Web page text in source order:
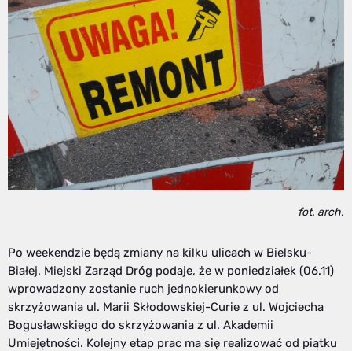
fot. arch.
Po weekendzie będą zmiany na kilku ulicach w Bielsku-
Białej. Miejski Zarząd Dróg podaje, że w poniedziałek (06.11)
wprowadzony zostanie ruch jednokierunkowy od
skrzyżowania ul. Marii Skłodowskiej-Curie z ul. Wojciecha
Bogusławskiego do skrzyżowania z ul. Akademii
Umiejętności. Kolejny etap prac ma się realizować od piątku